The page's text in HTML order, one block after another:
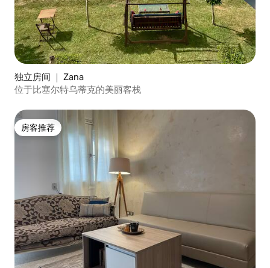
独立房间 ｜ Zana
位于比塞尔特乌蒂克的美丽客栈
房客推荐
房客推荐